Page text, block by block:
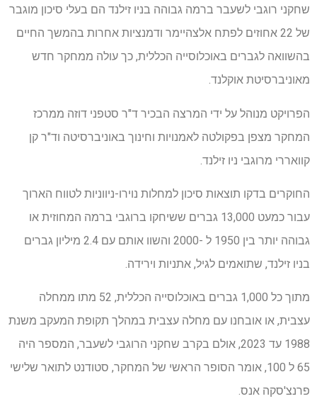
שחקני רוגבי לשעבר ברמה גבוהה בניו זילנד הם בעלי סיכון מוגבר
של 22 אחוזים לפתח אלצהיימר ודמנציות אחרות בהמשך החיים
בהשוואה לגברים באוכלוסייה הכללית, כך עולה ממחקר חדש
מאוניברסיטת אוקלנד.
הפרויקט מנוהל על ידי המרצה הבכיר ד"ר סטפני דוזה ממרכז
המחקר מצפן בפקולטה לאמנויות וחינוך באוניברסיטה וד"ר קן
קוואררי מרוגבי ניו זילנד.
החוקרים בדקו תוצאות סיכון למחלות נוירו-ניווניות לטווח הארוך
עבור כמעט 13,000 גברים ששיחקו ברוגבי ברמה המחוזית או
גבוהה יותר בין 1950 ל -2000 והשוו אותם עם 2.4 מיליון גברים
בניו זילנד, שתואמים לגיל, אתניות וירידה.
מתוך כל 1,000 גברים באוכלוסייה הכללית, 52 מתו ממחלה
עצבית, או אובחנו עם מחלה עצבית במהלך תקופת המעקב משנת
1988 עד 2023, אולם בקרב שחקני הרוגבי לשעבר, המספר היה
65 ל 100, אומר הסופר הראשי של המחקר, סטודנט לתואר שלישי
פרנצ'סקה אנס.